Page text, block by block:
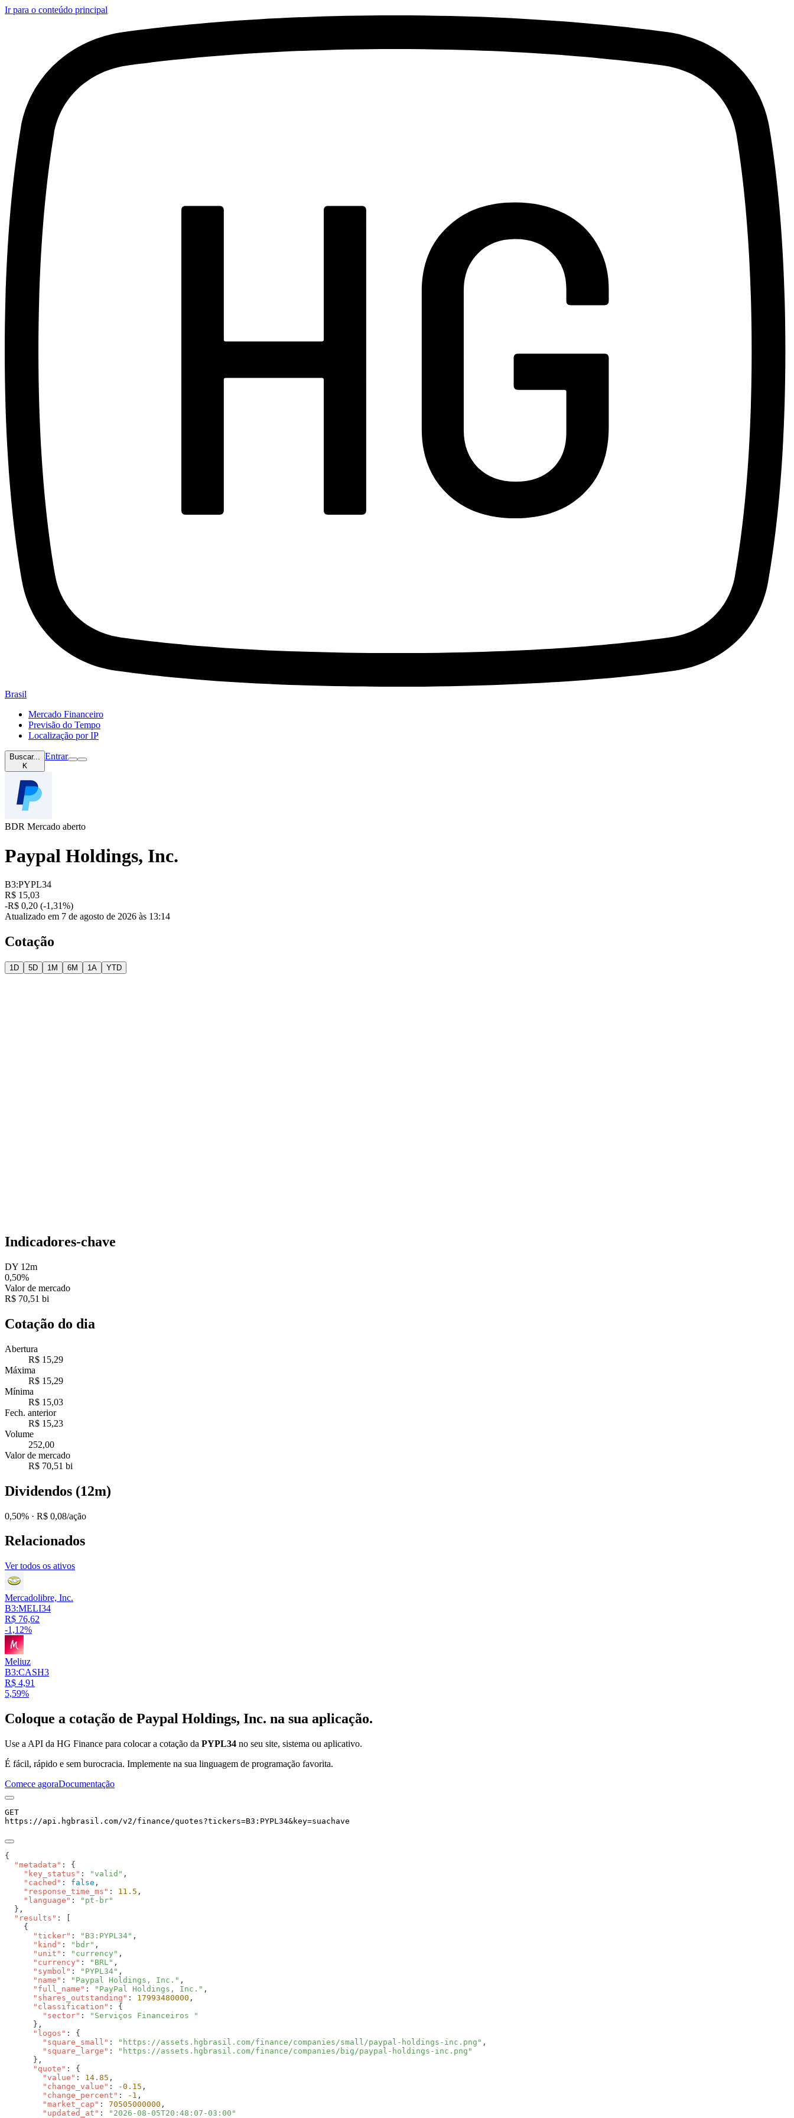
Ir para o conteúdo principal
Brasil
Mercado Financeiro
Previsão do Tempo
Localização por IP
Buscar...
K
Entrar
BDR Mercado aberto
Paypal Holdings, Inc.
B3:PYPL34
R$ 15,03
-R$ 0,20 (-1,31%)
Atualizado em 7 de agosto de 2026 às 13:14
Cotação
1D 5D 1M 6M 1A YTD
Indicadores-chave
DY 12m
0,50%
Valor de mercado
R$ 70,51 bi
Cotação do dia
Abertura
R$ 15,29
Máxima
R$ 15,29
Mínima
R$ 15,03
Fech. anterior
R$ 15,23
Volume
252,00
Valor de mercado
R$ 70,51 bi
Dividendos (12m)
0,50% · R$ 0,08/ação
Relacionados
Ver todos os ativos
Mercadolibre, Inc.
B3:MELI34
R$ 76,62
-1,12%
Meliuz
B3:CASH3
R$ 4,91
5,59%
Coloque a cotação de Paypal Holdings, Inc. na sua aplicação.
Use a API da HG Finance para colocar a cotação da PYPL34 no seu site, sistema ou aplicativo.
É fácil, rápido e sem burocracia. Implemente na sua linguagem de programação favorita.
Comece agoraDocumentação
GET
https://api.hgbrasil.com/v2/finance/quotes?tickers=B3:PYPL34&key=suachave
  "metadata"
    "key_status"
: "valid"
    "cached"
: false
    "response_time_ms"
: 11.5
    "language"
:
  "results"
      "ticker"
: "B3:PYPL34"
      "kind"
: "bdr"
      "unit"
: "currency"
      "currency"
: "BRL"
      "symbol"
: "PYPL34"
      "name"
: "Paypal Holdings, Inc."
      "full_name"
: "PayPal Holdings, Inc."
      "shares_outstanding"
: 17993480000
      "classification"
        "sector"
:
      "logos"
        "square_small"
: "https://assets.hgbrasil.com/finance/companies/small/paypal-holdings-inc.png"
        "square_large"
:
      "quote"
        "value"
: 14.85
        "change_value"
: -0.15
        "change_percent"
: -1
        "market_cap"
: 70505000000
        "updated_at"
: